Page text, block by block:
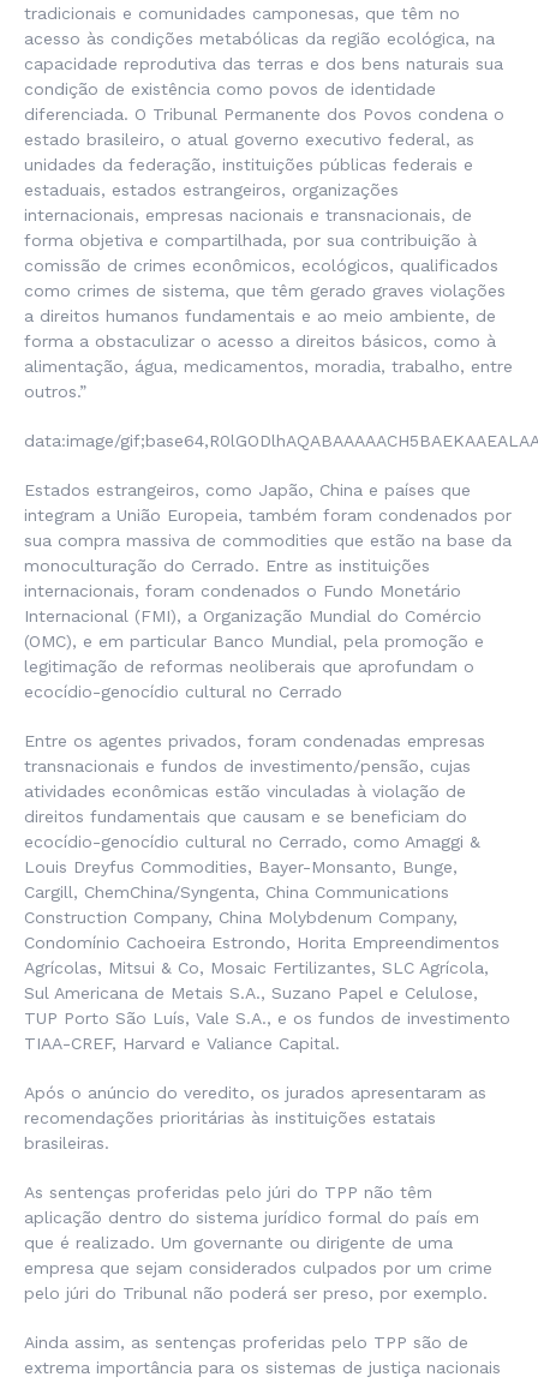
tradicionais e comunidades camponesas, que têm no
acesso às condições metabólicas da região ecológica, na
capacidade reprodutiva das terras e dos bens naturais sua
condição de existência como povos de identidade
diferenciada. O Tribunal Permanente dos Povos condena o
estado brasileiro, o atual governo executivo federal, as
unidades da federação, instituições públicas federais e
estaduais, estados estrangeiros, organizações
internacionais, empresas nacionais e transnacionais, de
forma objetiva e compartilhada, por sua contribuição à
comissão de crimes econômicos, ecológicos, qualificados
como crimes de sistema, que têm gerado graves violações
a direitos humanos fundamentais e ao meio ambiente, de
forma a obstaculizar o acesso a direitos básicos, como à
alimentação, água, medicamentos, moradia, trabalho, entre
outros.”
data:image/
Estados estrangeiros, como Japão, China e países que
integram a União Europeia, também foram condenados por
sua compra massiva de commodities que estão na base da
monoculturação do Cerrado. Entre as instituições
internacionais, foram condenados o Fundo Monetário
Internacional (FMI), a Organização Mundial do Comércio
(OMC), e em particular Banco Mundial, pela promoção e
legitimação de reformas neoliberais que aprofundam o
ecocídio-genocídio cultural no Cerrado
Entre os agentes privados, foram condenadas empresas
transnacionais e fundos de investimento/pensão, cujas
atividades econômicas estão vinculadas à violação de
direitos fundamentais que causam e se beneficiam do
ecocídio-genocídio cultural no Cerrado, como Amaggi &
Louis Dreyfus Commodities, Bayer-Monsanto, Bunge,
Cargill, ChemChina/Syngenta, China Communications
Construction Company, China Molybdenum Company,
Condomínio Cachoeira Estrondo, Horita Empreendimentos
Agrícolas, Mitsui & Co, Mosaic Fertilizantes, SLC Agrícola,
Sul Americana de Metais S.A., Suzano Papel e Celulose,
TUP Porto São Luís, Vale S.A., e os fundos de investimento
TIAA-CREF, Harvard e Valiance Capital.
Após o anúncio do veredito, os jurados apresentaram as
recomendações prioritárias às instituições estatais
brasileiras.
As sentenças proferidas pelo júri do TPP não têm
aplicação dentro do sistema jurídico formal do país em
que é realizado. Um governante ou dirigente de uma
empresa que sejam considerados culpados por um crime
pelo júri do Tribunal não poderá ser preso, por exemplo.
Ainda assim, as sentenças proferidas pelo TPP são de
extrema importância para os sistemas de justiça nacionais